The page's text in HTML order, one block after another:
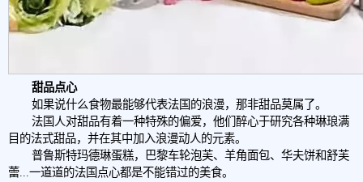
甜品点心
如果说什么食物最能够代表法国的浪漫，那非甜品莫属了。
法国人对甜品有着一种特殊的偏爱，他们醉心于研究各种琳琅满
目的法式甜品，并在其中加入浪漫动人的元素。
普鲁斯特玛德琳蛋糕，巴黎车轮泡芙、羊角面包、华夫饼和舒芙
蕾...一道道的法国点心都是不能错过的美食。